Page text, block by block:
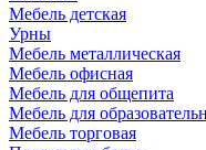
Мебель детская
Урны
Мебель металлическая
Мебель офисная
Мебель для общепита
Мебель для
Мебель торговая